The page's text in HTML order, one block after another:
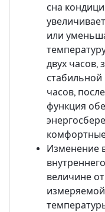
сна
или
двух часов,
часов,
функция
Изменение
величине